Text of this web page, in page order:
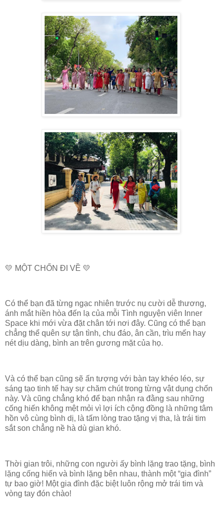
💛 MỘT CHỐN ĐI VỀ ‬💛
Có thể bạn đã từng ngạc nhiên trước nụ cười dễ thương,
ánh mắt hiền hòa đến lạ của mỗi Tình nguyện viên Inner
Space khi mới vừa đặt chân tới nơi đây. Cũng có thể bạn
chẳng thể quên sự tận tình, chu đáo, ân cần, trìu mến hay
nét dịu dàng, bình an trên gương mặt của họ.
Và có thể bạn cũng sẽ ấn tượng với bàn tay khéo léo, sự
sáng tạo tinh tế hay sự chăm chút trong từng vật dụng chốn
này. Và cũng chẳng khó để bạn nhận ra đằng sau những
cống hiến không mệt mỏi vì lợi ích cộng đồng là những tâm
hồn vô cùng bình dị, là tấm lòng trao tặng vị tha, là trái tim
sắt son chẳng nề hà dù gian khó.
Thời gian trôi, những con người ấy bình lặng trao tặng, bình
lặng cống hiến và bình lặng bên nhau, thành một “gia đình”
tự bao giờ! Một gia đình đặc biệt luôn rộng mở trái tim và
vòng tay đón chào!